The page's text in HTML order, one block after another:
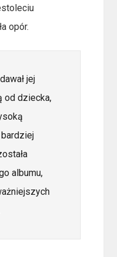
opór.
dawał jej
od dziecka,
albumu,